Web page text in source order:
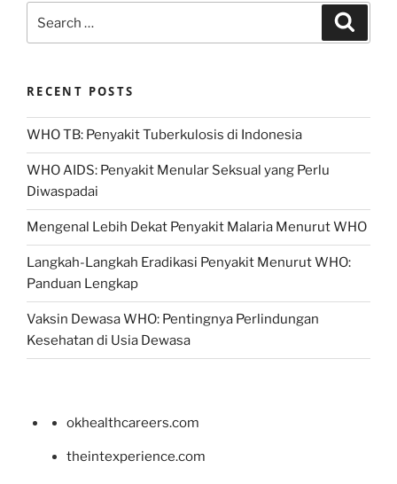
for:
RECENT POSTS
WHO TB: Penyakit Tuberkulosis di Indonesia
WHO AIDS: Penyakit Menular Seksual yang Perlu
Diwaspadai
Mengenal Lebih Dekat Penyakit Malaria Menurut WHO
Langkah-Langkah Eradikasi Penyakit Menurut WHO:
Panduan Lengkap
Vaksin Dewasa WHO: Pentingnya Perlindungan
Kesehatan di Usia Dewasa
okhealthcareers.com
theintexperience.com